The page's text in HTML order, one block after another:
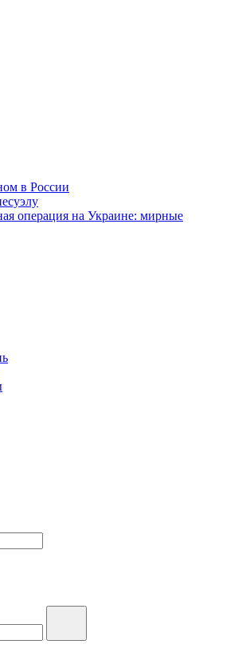
в России
операция на Украине: мирные